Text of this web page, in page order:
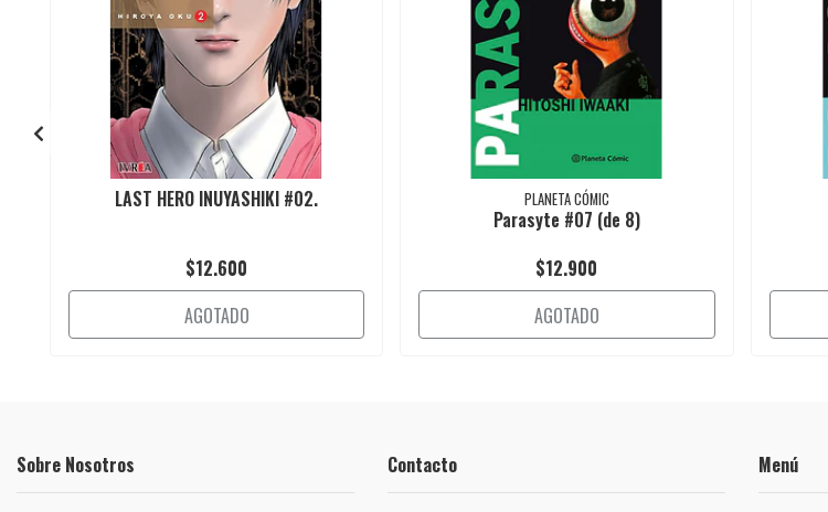
LAST HERO INUYASHIKI #02.
$12.600
AGOTADO
PLANETA CÓMIC
Parasyte #07 (de 8)
$12.900
AGOTADO
Sobre Nosotros Contacto Menú